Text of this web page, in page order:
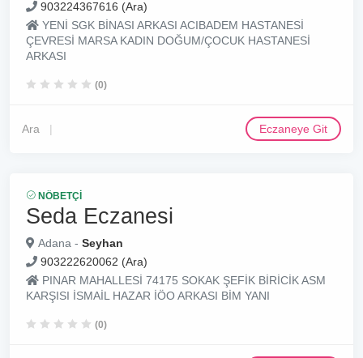
903224367616 (Ara)
YENİ SGK BİNASI ARKASI ACIBADEM HASTANESİ
ÇEVRESİ MARSA KADIN DOĞUM/ÇOCUK HASTANESİ
ARKASI
(0)
Ara Eczaneye Git
NÖBETÇI
Seda Eczanesi
Adana - Seyhan
903222620062 (Ara)
PINAR MAHALLESİ 74175 SOKAK ŞEFİK BİRİCİK ASM
KARŞISI İSMAİL HAZAR İÖO ARKASI BİM YANI
(0)